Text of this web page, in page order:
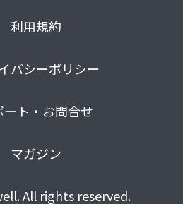
利用規約
バシーポリシー
ート・お問合せ
マガジン
All rights reserved.